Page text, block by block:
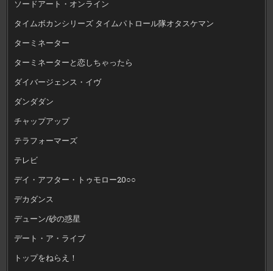
ソードアート・オンライン
タイムボカンシリーズ タイムパトロール隊オタスケマン
ターミネーター
ターミネーターと恋しちゃったら
ダイバージェンス・イヴ
ダンダダン
チャップアップ
テラフォーマーズ
テレビ
デイ・アフター・トゥモロー20○○
デカダンス
デューン/砂の惑星
デート・ア・ライブ
トップをねらえ！